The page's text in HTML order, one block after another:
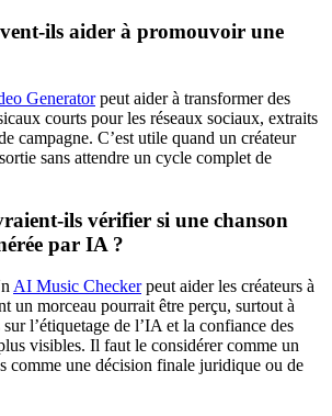
ils aider à promouvoir une
Generatorpeut aider à transformer des
courts pour les réseaux sociaux, extraits
campagne. C’est utile quand un créateur
sans attendre un cycle complet de
ils vérifier si une chanson
par IA ?
AI Music Checkerpeut aider les créateurs à
un morceau pourrait être perçu, surtout à
l’étiquetage de l’IA et la confiance des
visibles. Il faut le considérer comme un
comme une décision finale juridique ou de